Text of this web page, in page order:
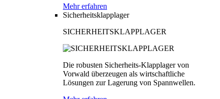
Mehr erfahren
Sicherheitsklapplager
SICHERHEITSKLAPPLAGER
Die robusten Sicherheits-Klapplager von
Vorwald überzeugen als wirtschaftliche
Lösungen zur Lagerung von Spannwellen.